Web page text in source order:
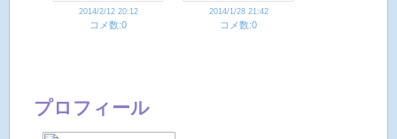
2014/2/12 20:12
コメ数:0
2014/1/28 21:42
コメ数:0
プロフィール